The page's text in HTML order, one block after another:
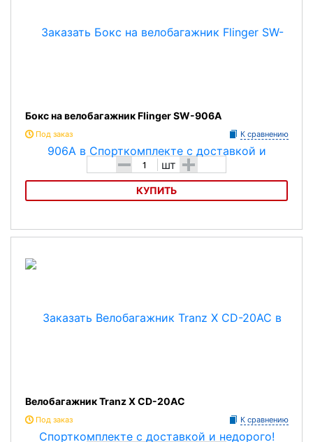
Бокс на велобагажник Flinger SW-906A
Под заказ К сравнению
- шт +
КУПИТЬ
Бокс на велобагажник Flinger SW-906A
Велобагажник Tranz X CD-20AC
Под заказ К сравнению